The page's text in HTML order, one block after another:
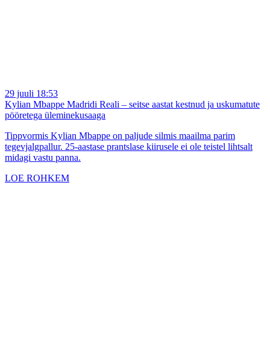
29 juuli 18:53
Kylian Mbappe Madridi Reali – seitse aastat kestnud ja uskumatute
pööretega üleminekusaaga
Tippvormis Kylian Mbappe on paljude silmis maailma parim
tegevjalgpallur. 25-aastase prantslase kiirusele ei ole teistel lihtsalt
midagi vastu panna.
LOE ROHKEM